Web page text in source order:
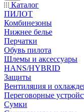
Каталог
ПИЛОТ
Комбинезоны
Нижнее белье
Перчатки
Обувь пилота
Шлемы и аксессуары
HANS/HYBRID
Защиты
Вентиляция и
Переговорные
Сумки